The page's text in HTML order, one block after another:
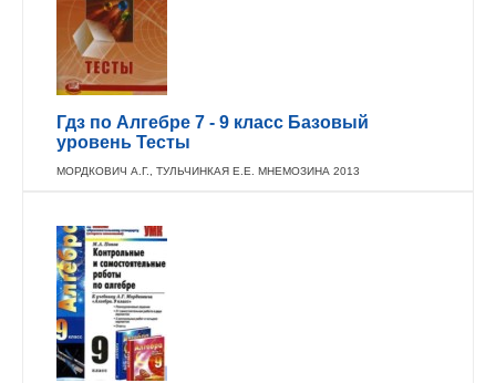
Гдз по Алгебре 7 - 9 класс Базовый
уровень Тесты
МОРДКОВИЧ А.Г., ТУЛЬЧИНКАЯ Е.Е. МНЕМОЗИНА 2013